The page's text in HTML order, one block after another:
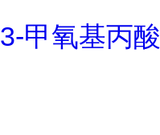
3-甲氧基丙